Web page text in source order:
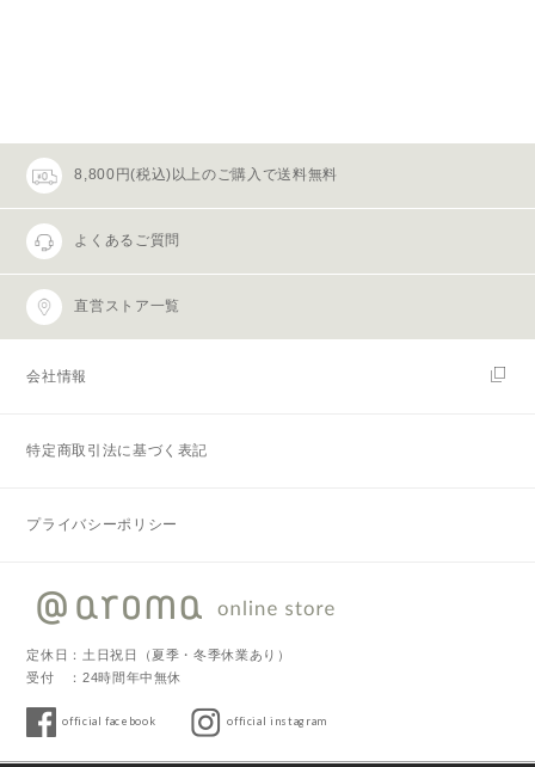
8,800円(税込)以上のご購入で送料無料
よくあるご質問
直営ストア一覧
会社情報
特定商取引法に基づく表記
プライバシーポリシー
定休日：土日祝日（夏季・冬季休業あり）
受付 ：24時間年中無休
official facebook official instagram